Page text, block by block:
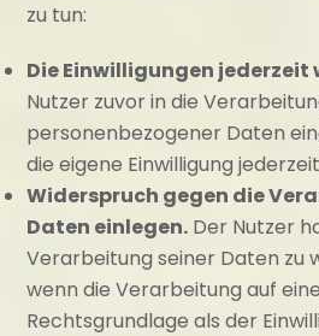
zu tun:
Die Einwilligungen jederzeit
Nutzer zuvor in die
personenbezogener Daten
die eigene Einwilligung
Widerspruch gegen die
Daten einlegen. Der Nutzer
Verarbeitung seiner Daten zu
wenn die Verarbeitung auf
Rechtsgrundlage als der